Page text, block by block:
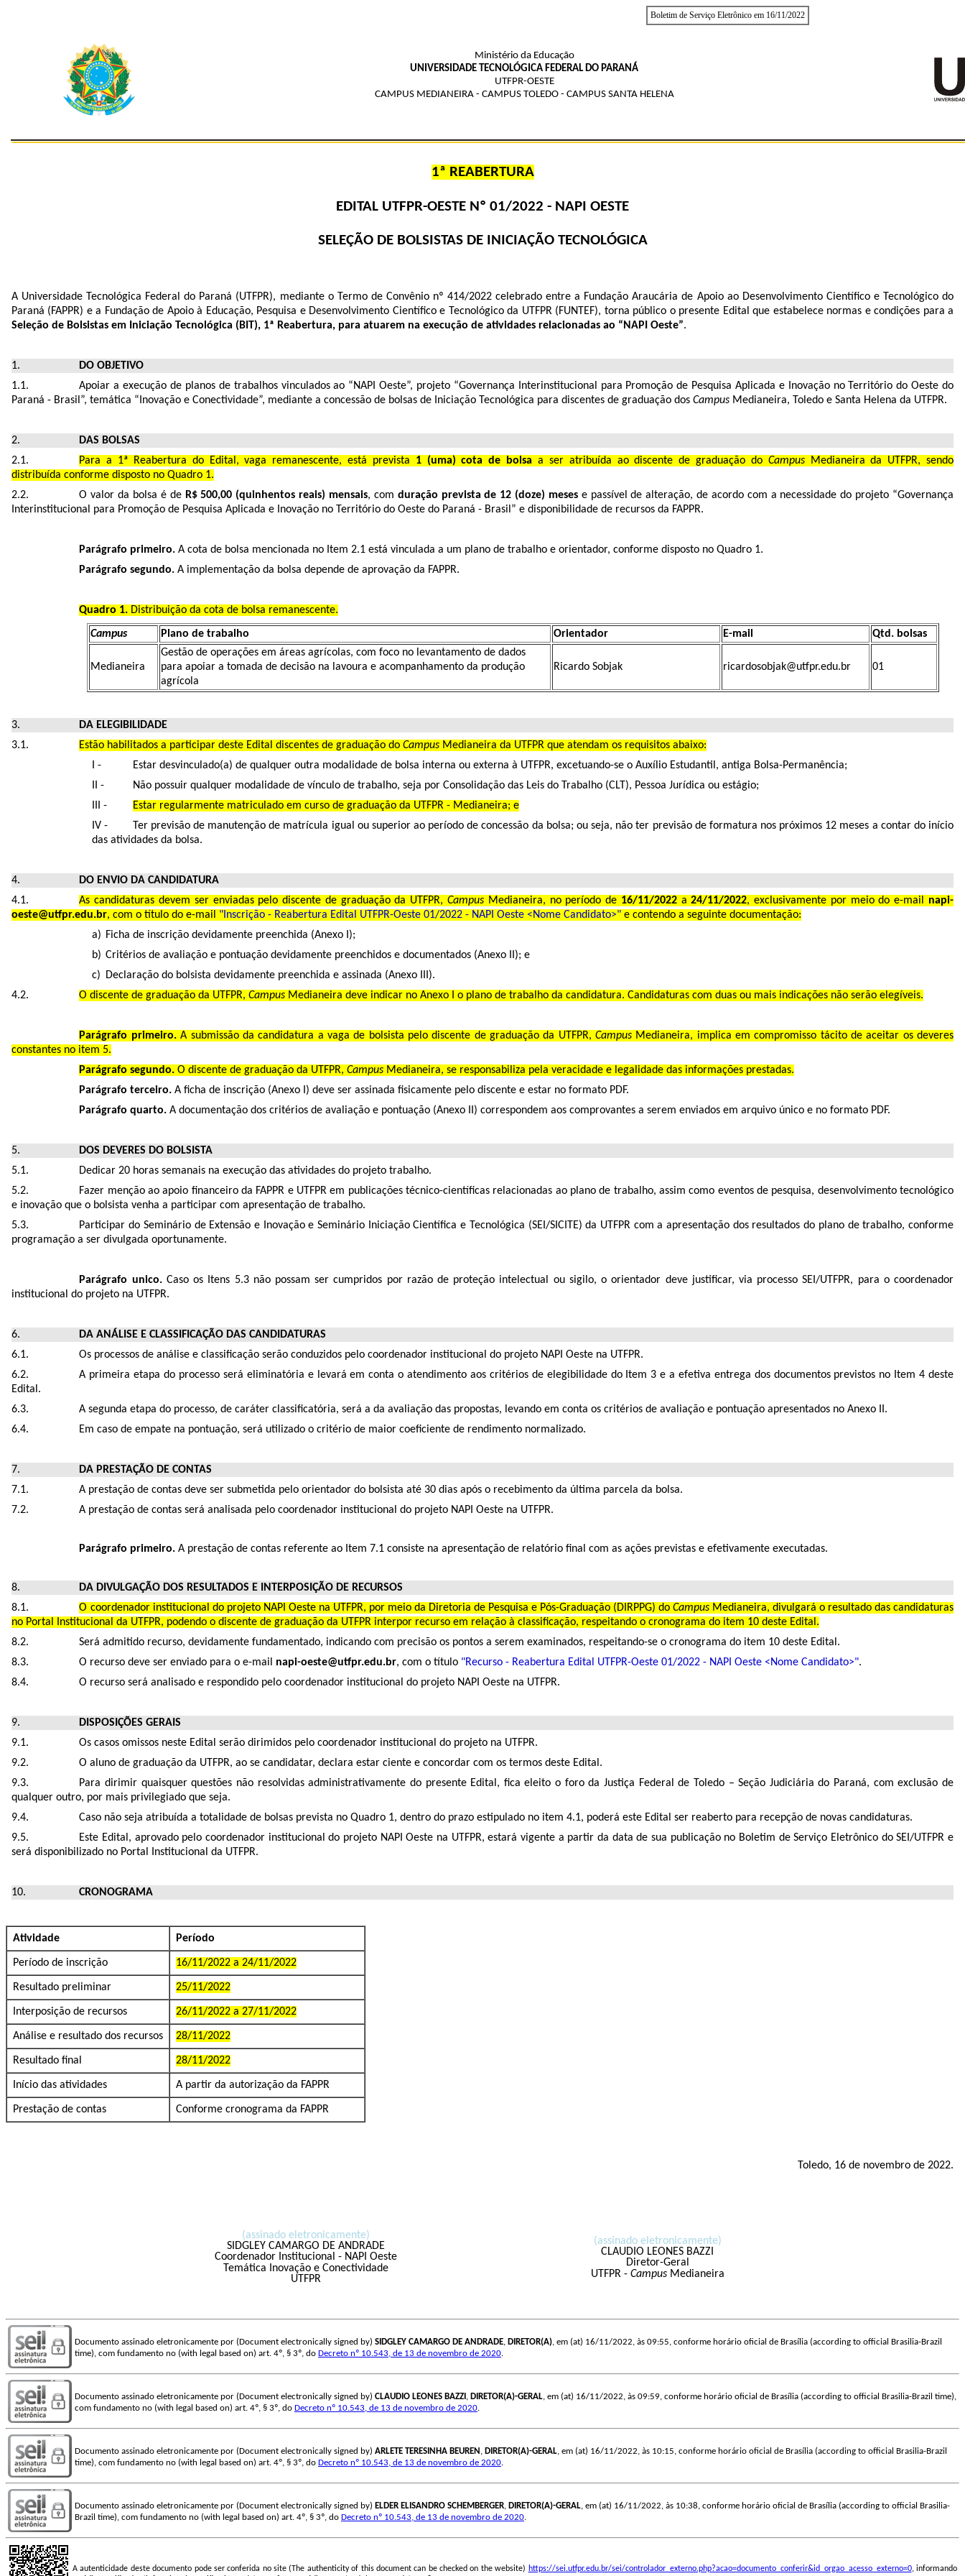
Boletim de Serviço Eletrônico em 16/11/2022
Ministério da Educação
UNIVERSIDADE TECNOLÓGICA FEDERAL DO PARANÁ
UTFPR-OESTE
CAMPUS MEDIANEIRA - CAMPUS TOLEDO - CAMPUS SANTA HELENA
1ª REABERTURA
EDITAL UTFPR-OESTE Nº 01/2022 - NAPI OESTE
SELEÇÃO DE BOLSISTAS DE INICIAÇÃO TECNOLÓGICA
A Universidade Tecnológica Federal do Paraná (UTFPR), mediante o Termo de Convênio nº 414/2022 celebrado entre a Fundação Araucária de Apoio ao Desenvolvimento Científico e Tecnológico do
Paraná (FAPPR) e a Fundação de Apoio à Educação, Pesquisa e Desenvolvimento Científico e Tecnológico da UTFPR (FUNTEF), torna público o presente Edital que estabelece normas e condições para a
Seleção de Bolsistas em Iniciação Tecnológica (BIT), 1ª Reabertura, para atuarem na execução de atividades relacionadas ao “NAPI Oeste”.
DO OBJETIVO
Apoiar a execução de planos de trabalhos vinculados ao “NAPI Oeste”, projeto “Governança Interinstitucional para Promoção de Pesquisa Aplicada e Inovação no Território do Oeste do
Paraná - Brasil”, temática “Inovação e Conectividade”, mediante a concessão de bolsas de Iniciação Tecnológica para discentes de graduação dos Campus Medianeira, Toledo e Santa Helena da UTFPR.
DAS BOLSAS
Para a 1ª Reabertura do Edital, vaga remanescente, está prevista 1 (uma) cota de bolsa a ser atribuída ao discente de graduação do CampusMedianeira da UTFPR, sendo
distribuída conforme disposto no Quadro 1.
O valor da bolsa é de R$ 500,00 (quinhentos reais) mensais, com duração prevista de 12 (doze) mesese passível de alteração, de acordo com a necessidade do projeto “Governança
Interinstitucional para Promoção de Pesquisa Aplicada e Inovação no Território do Oeste do Paraná - Brasil” e disponibilidade de recursos da FAPPR.
Parágrafo primeiro. A cota de bolsa mencionada no Item 2.1 está vinculada a um plano de trabalho e orientador, conforme disposto no Quadro 1.
Parágrafo segundo. A implementação da bolsa depende de aprovação da FAPPR.
Quadro 1. Distribuição da cota de bolsa remanescente.
Campus Plano de trabalho Orientador E-mail Qtd. bolsas
Medianeira
Gestão de operações em áreas agrícolas, com foco no levantamento de dados
para apoiar a tomada de decisão na lavoura e acompanhamento da produção
agrícola
Ricardo Sobjak ricardosobjak@utfpr.edu.br 01
DA ELEGIBILIDADE
Estão habilitados a participar deste Edital discentes de graduação doCampus Medianeira da UTFPR que atendam os requisitos abaixo:
Estar desvinculado(a) de qualquer outra modalidade de bolsa interna ou externa à UTFPR, excetuando-se o Auxílio Estudantil, antiga Bolsa-Permanência;
Não possuir qualquer modalidade de vínculo de trabalho, seja por Consolidação das Leis do Trabalho (CLT), Pessoa Jurídica ou estágio;
Estar regularmente matriculado em curso de graduação da UTFPR - Medianeira; e
Ter previsão de manutenção de matrícula igual ou superior ao período de concessão da bolsa; ou seja, não ter previsão de formatura nos próximos 12 meses a contar do início
das atividades da bolsa.
DO ENVIO DA CANDIDATURA
As candidaturas devem ser enviadas pelo discente de graduação da UTFPR, CampusMedianeira, no período de 16/11/2022a24/11/2022, exclusivamente por meio do e-mail napi-
oeste@utfpr.edu.br, com o título do e-mail "Inscrição - Reabertura Edital UTFPR-Oeste 01/2022 - NAPI Oeste <Nome Candidato>" e contendo a seguinte documentação:
Ficha de inscrição devidamente preenchida (Anexo I);
Critérios de avaliação e pontuação devidamente preenchidos e documentados (Anexo II); e
Declaração do bolsista devidamente preenchida e assinada (Anexo III).
O discente de graduação da UTFPR,Campus Medianeira deve indicar no Anexo I o plano de trabalho da candidatura. Candidaturas com duas ou mais indicações não serão elegíveis.
Parágrafo primeiro.A submissão da candidatura a vaga de bolsista pelo discente de graduação da UTFPR, CampusMedianeira, implica em compromisso tácito de aceitar os deveres
constantes no item 5.
Parágrafo segundo. O discente de graduação da UTFPR,Campus Medianeira, se responsabiliza pela veracidade e legalidade das informações prestadas.
Parágrafo terceiro. A ficha de inscrição (Anexo I) deve ser assinada fisicamente pelo discente e estar no formato PDF.
Parágrafo quarto. A documentação dos critérios de avaliação e pontuação (Anexo II) correspondem aos comprovantes a serem enviados em arquivo único e no formato PDF.
DOS DEVERES DO BOLSISTA
Dedicar 20 horas semanais na execução das atividades do projeto trabalho.
Fazer menção ao apoio financeiro da FAPPR e UTFPR em publicações técnico-científicas relacionadas ao plano de trabalho, assim como eventos de pesquisa, desenvolvimento tecnológico
e inovação que o bolsista venha a participar com apresentação de trabalho.
Participar do Seminário de Extensão e Inovação e Seminário Iniciação Científica e Tecnológica (SEI/SICITE) da UTFPR com a apresentação dos resultados do plano de trabalho, conforme
programação a ser divulgada oportunamente.
Parágrafo unico.Caso os Itens 5.3 não possam ser cumpridos por razão de proteção intelectual ou sigilo, o orientador deve justificar, via processo SEI/UTFPR, para o coordenador
institucional do projeto na UTFPR.
DA ANÁLISE E CLASSIFICAÇÃO DAS CANDIDATURAS
Os processos de análise e classificação serão conduzidos pelo coordenador institucional do projeto NAPI Oeste na UTFPR.
A primeira etapa do processo será eliminatória e levará em conta o atendimento aos critérios de elegibilidade do Item 3 e a efetiva entrega dos documentos previstos no Item 4 deste
Edital.
A segunda etapa do processo, de caráter classificatória, será a da avaliação das propostas, levando em conta os critérios de avaliação e pontuação apresentados no Anexo II.
Em caso de empate na pontuação, será utilizado o critério de maior coeficiente de rendimento normalizado.
DA PRESTAÇÃO DE CONTAS
A prestação de contas deve ser submetida pelo orientador do bolsista até 30 dias após o recebimento da última parcela da bolsa.
A prestação de contas será analisada pelo coordenador institucional do projeto NAPI Oeste na UTFPR.
Parágrafo primeiro. A prestação de contas referente ao Item 7.1 consiste na apresentação de relatório final com as ações previstas e efetivamente executadas.
DA DIVULGAÇÃO DOS RESULTADOS E INTERPOSIÇÃO DE RECURSOS
O coordenador institucional do projeto NAPI Oeste na UTFPR, por meio da Diretoria de Pesquisa e Pós-Graduação (DIRPPG) do CampusMedianeira, divulgará o resultado das candidaturas
no Portal Institucional da UTFPR, podendo o discente de graduação da UTFPR interpor recurso em relação à classificação, respeitando o cronograma do item 10 deste Edital.
Será admitido recurso, devidamente fundamentado, indicando com precisão os pontos a serem examinados, respeitando-se o cronograma do item 10 deste Edital.
O recurso deve ser enviado para o e-mail napi-oeste@utfpr.edu.br, com o título "Recurso - Reabertura Edital UTFPR-Oeste 01/2022 - NAPI Oeste <Nome Candidato>".
O recurso será analisado e respondido pelo coordenador institucional do projeto NAPI Oeste na UTFPR.
DISPOSIÇÕES GERAIS
Os casos omissos neste Edital serão dirimidos pelo coordenador institucional do projeto na UTFPR.
O aluno de graduação da UTFPR, ao se candidatar, declara estar ciente e concordar com os termos deste Edital.
Para dirimir quaisquer questões não resolvidas administrativamente do presente Edital, fica eleito o foro da Justiça Federal de Toledo – Seção Judiciária do Paraná, com exclusão de
qualquer outro, por mais privilegiado que seja.
Caso não seja atribuída a totalidade de bolsas prevista no Quadro 1, dentro do prazo estipulado no item 4.1, poderá este Edital ser reaberto para recepção de novas candidaturas.
Este Edital, aprovado pelo coordenador institucional do projeto NAPI Oeste na UTFPR, estará vigente a partir da data de sua publicação no Boletim de Serviço Eletrônico do SEI/UTFPR e
será disponibilizado no Portal Institucional da UTFPR.
CRONOGRAMA
Atividade Período
Período de inscrição 16/11/2022 a 24/11/2022
Resultado preliminar 25/11/2022
Interposição de recursos 26/11/2022 a 27/11/2022
Análise e resultado dos recursos 28/11/2022
Resultado final 28/11/2022
Início das atividades A partir da autorização da FAPPR
Prestação de contas Conforme cronograma da FAPPR
Toledo, 16 de novembro de 2022.
(assinado eletronicamente)
SIDGLEY CAMARGO DE ANDRADE
Coordenador Institucional - NAPI Oeste
Temática Inovação e Conectividade
UTFPR
(assinado eletronicamente)
CLAUDIO LEONES BAZZI
Diretor-Geral
UTFPR - CampusMedianeira
Documento assinado eletronicamente por (Document electronically signed by) SIDGLEY CAMARGO DE ANDRADE, DIRETOR(A), em (at) 16/11/2022, às 09:55, conforme horário oficial de Brasília (according to official Brasilia-Brazil
time), com fundamento no (with legal based on) art. 4º, § 3º, do Decreto nº 10.543, de 13 de novembro de 2020.
Documento assinado eletronicamente por (Document electronically signed by) CLAUDIO LEONES BAZZI , DIRETOR(A)-GERAL, em (at) 16/11/2022, às 09:59, conforme horário oficial de Brasília (according to official Brasilia-Brazil time),
com fundamento no (with legal based on) art. 4º, § 3º, do Decreto nº 10.543, de 13 de novembro de 2020.
Documento assinado eletronicamente por (Document electronically signed by) ARLETE TERESINHA BEUREN , DIRETOR(A)-GERAL, em (at) 16/11/2022, às 10:15, conforme horário oficial de Brasília (according to official Brasilia-Brazil
time), com fundamento no (with legal based on) art. 4º, § 3º, do Decreto nº 10.543, de 13 de novembro de 2020.
Documento assinado eletronicamente por (Document electronically signed by) ELDER ELISANDRO SCHEMBERGER, DIRETOR(A)-GERAL, em (at) 16/11/2022, às 10:38, conforme horário oficial de Brasília (according to official Brasilia-
Brazil time), com fundamento no (with legal based on) art. 4º, § 3º, do Decreto nº 10.543, de 13 de novembro de 2020.
A autenticidade deste documento pode ser conferida no site (The authenticity of this document can be checked on the website) https://sei.utfpr.edu.br/sei/controlador_externo.php?acao=documento_conferir&id_orgao_acesso_externo=0, informando